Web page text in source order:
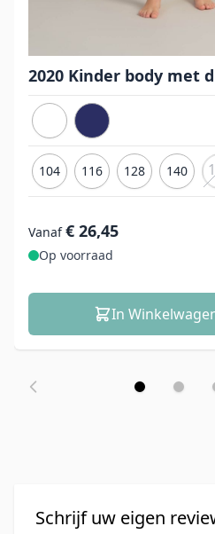
2020 Kinder body met
104 116 128 140
Vanaf € 26,45
Op voorraad
In
Schrijf uw eigen